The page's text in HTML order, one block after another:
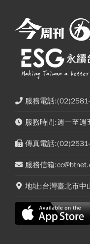
服務電話
服務時間:週一至
傳真電話
服務信箱
地址:台灣臺北市中